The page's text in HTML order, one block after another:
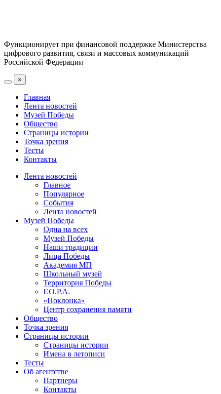
Функционирует при финансовой поддержке Министерства
цифрового развития, связи и массовых коммуникаций
Российской Федерации
×
Главная
Лента новостей
Музей Победы
Общество
Страницы истории
Точка зрения
Тесты
Контакты
Лента новостей
Главное
Популярное
События
Лента новостей
Музей Победы
Одна на всех
Музей Победы
Наши традиции
Лица Победы
Академия МП
Школьный музей
Территория Победы
Г.О.Р.А.
«Поклонка»
Центр сохранения памяти
Общество
Точка зрения
Страницы истории
Страницы истории
Имена в летописи
Тесты
Об агентстве
Партнеры
Контакты